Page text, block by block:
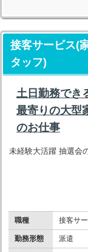
接客サービス(
タッフ)
土日勤務でき
最寄りの大型
のお仕事
未経験大活躍 抽選会
職種 接客サ
勤務形態 派遣